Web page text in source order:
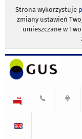
Strona wykorzystuje
zmiany ustawień
umieszczane w